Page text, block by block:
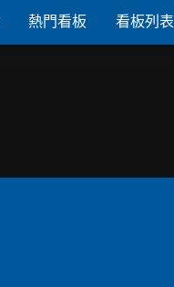
熱門看板 看板列表